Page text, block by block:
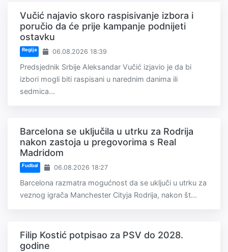
Vučić najavio skoro raspisivanje izbora i
poručio da će prije kampanje podnijeti
ostavku
Regija 06.08.2026 18:39
Predsjednik Srbije Aleksandar Vučić izjavio je da bi
izbori mogli biti raspisani u narednim danima ili
sedmica...
Barcelona se uključila u utrku za Rodrija
nakon zastoja u pregovorima s Real
Madridom
Fudbal 06.08.2026 18:27
Barcelona razmatra mogućnost da se uključi u utrku za
veznog igrača Manchester Cityja Rodrija, nakon št...
Filip Kostić potpisao za PSV do 2028.
godine